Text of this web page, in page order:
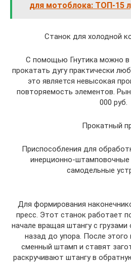
для мотоблока: ТОП-15
Станок для холодной
С помощью Гнутика можно в
прокатать дугу практически
это является невысокая
повторяемость элементов.
000 руб.
Прокатный
Приспособления для
инерционно-штамповочные
самодельные
Для формирования
пресс. Этот станок работает
начале вращая штангу с
назад до упора. После
сменный штамп и ставят
раскручивают штангу в